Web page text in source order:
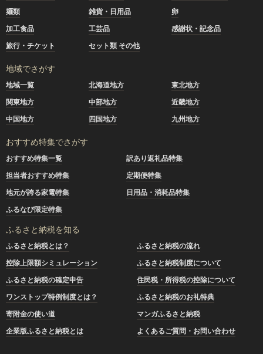
麺類
雑貨・日用品
卵
加工食品
工芸品
感謝状・記念品
旅行・チケット
セット類 その他
地域でさがす
地域一覧 北海道地方
東北地方
関東地方
中部地方
近畿地方
中国地方
四国地方 九州地方
おすすめ特集でさがす
おすすめ特集一覧
訳あり返礼品特集
担当者おすすめ特集
定期便特集
地元が誇る家電特集
日用品・消耗品特集
ふるなび限定特集
ふるさと納税を知る
ふるさと納税とは？
ふるさと納税の流れ
控除上限額シミュレーション
ふるさと納税制度について
ふるさと納税の確定申告
住民税・所得税の控除について
ワンストップ特例制度とは？
ふるさと納税のお礼特典
寄附金の使い道
マンガふるさと納税
企業版ふるさと納税とは
よくあるご質問・お問い合わせ